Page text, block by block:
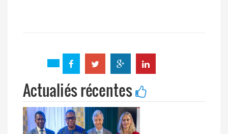
Actualiés récentes